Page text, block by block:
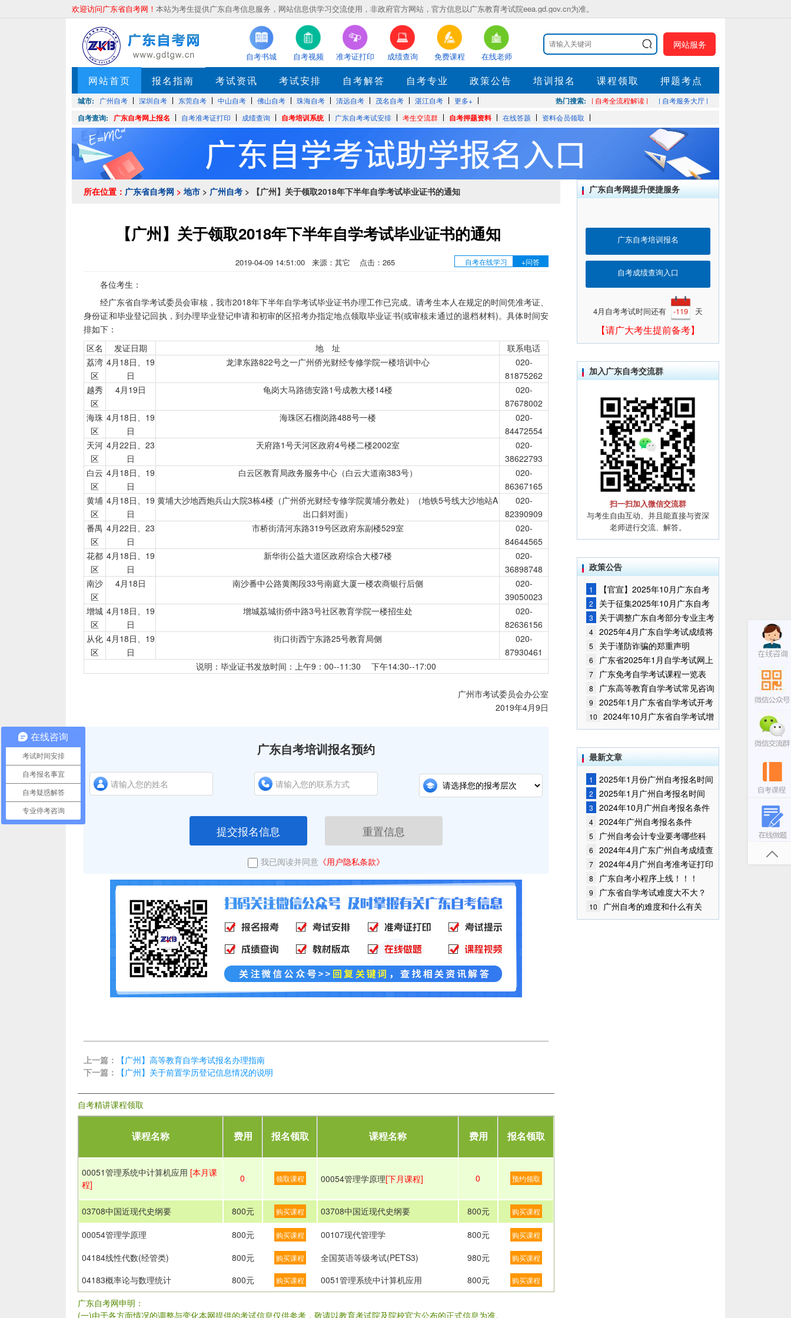
欢迎访问广东省自考网！ 本站为考生提供广东自考信息服务，网站信息供学习交流使用，非政府官方网站，官方信息以广东教育考试院eea.gd.gov.cn为准。
自考书城 自考视频 准考证打印 成绩查询 免费课程 在线老师
网站服务
网站首页 报名指南 考试资讯 考试安排 自考解答 自考专业 政策公告 培训报名 课程领取 押题考点
城市: 广州自考 深圳自考 东莞自考 中山自考 佛山自考 珠海自考 清远自考 茂名自考 湛江自考 更多+ 热门搜索: | 自考全流程解读 | | 自考服务大厅 |
自考查询: 广东自考网上报名 自考准考证打印 成绩查询 自考培训系统 广东自考考试安排 考生交流群 自考押题资料 在线答题 资料会员领取
所在位置： 广东省自考网 > 地市 > 广州自考 > 【广州】关于领取2018年下半年自学考试毕业证书的通知
【广州】关于领取2018年下半年自学考试毕业证书的通知
2019-04-09 14:51:00 来源：其它 点击： 265 自考在线学习 +问答
各位考生：
经广东省自学考试委员会审核，我市2018年下半年自学考试毕业证书办理工作已完成。请考生本人在规定的时间凭准考证、
身份证和毕业登记回执，到办理毕业登记申请和初审的区招考办指定地点领取毕业证书(或审核未通过的退档材料)。具体时间安
排如下：
区名
发证日期 地 址
联系电话
荔湾
区
4月18日、19
日
龙津东路822号之一广州侨光财经专修学院一楼培训中心
020-
81875262
越秀
区
4月19日 龟岗大马路德安路1号成教大楼14楼
020-
87678002
海珠
区
4月18日、19
日
海珠区石榴岗路488号一楼
020-
84472554
天河
区
4月22日、23
日
天府路1号天河区政府4号楼二楼2002室
020-
38622793
白云
区
4月18日、19
日
白云区教育局政务服务中心（白云大道南383号）
020-
86367165
黄埔
区
4月18日、19
日
黄埔大沙地西炮兵山大院3栋4楼（广州侨光财经专修学院黄埔分教处）（地铁5号线大沙地站A
出口斜对面）
020-
82390909
番禺
区
4月22日、23
日
市桥街清河东路319号区政府东副楼529室
020-
84644565
花都
区
4月18日、19
日
新华街公益大道区政府综合大楼7楼
020-
36898748
南沙
区
4月18日 南沙番中公路黄阁段33号南庭大厦一楼农商银行后侧
020-
39050023
增城
区
4月18日、19
日
增城荔城街侨中路3号社区教育学院一楼招生处
020-
82636156
从化
区
4月18日、19
日
街口街西宁东路25号教育局侧
020-
87930461
说明：毕业证书发放时间：上午9：00--11:30 下午14:30--17:00
广州市考试委员会办公室
2019年4月9日
广东自考培训报名预约
提交报名信息 重置信息
我已阅读并同意 《用户隐私条款》
上一篇：
【广州】高等教育自学考试报名办理指南
下一篇：
【广州】关于前置学历登记信息情况的说明
自考精讲课程领取
课程名称 费用 报名领取 课程名称 费用 报名领取
00051管理系统中计算机应用 [本月课
程]
0 领取课程 00054管理学原理[下月课程] 0 预约领取
03708中国近现代史纲要 800元 购买课程 03708中国近现代史纲要 800元 购买课程
00054管理学原理 800元 购买课程 00107现代管理学 800元 购买课程
04184线性代数(经管类) 800元 购买课程 全国英语等级考试(PETS3) 980元 购买课程
04183概率论与数理统计 800元 购买课程 0051管理系统中计算机应用 800元 购买课程
广东自考网申明：
(一)由于各方面情况的调整与变化本网提供的考试信息仅供参考，敬请以教育考试院及院校官方公布的正式信息为准。
广东自考网提升便捷服务
广东自考培训报名
自考成绩查询入口
4月自考考试时间还有 -119 天
【请广大考生提前备考】
加入广东自考交流群
扫一扫加入微信交流群
与考生自由互动、并且能直接与资深
老师进行交流、解答。
政策公告
1
【官宣】2025年10月广东自考
报名时间通知
2
关于征集2025年10月广东自考
增加开考停考专业部分课程意向的
通告
3
关于调整广东自考部分专业主考
学校的通知
4 2025年4月广东自学考试成绩将
于5月9日公布
5 关于谨防诈骗的郑重声明
6
广东省2025年1月自学考试网上
报名报考须知
7 广东免考自学考试课程一览表
8
广东高等教育自学考试常见咨询
问题
9
2025年1月广东省自学考试开考
课程考试时间安排和使用教材的通
知
10
2024年10月广东省自学考试增
加一门开考课程的通告
最新文章
1
2025年1月份广州自考报名时间
已公布！
2 2025年1月广州自考报名时间
3
2024年10月广州自考报名条件
已公布!
4 2024年广州自考报名条件
5
广州自考会计专业要考哪些科
目?
6
2024年4月广东广州自考成绩查
询时间已确定
7 2024年4月广州自考准考证打印
时间
8 广东自考小程序上线！！！
9 广东省自学考试难度大不大？
10
广州自考的难度和什么有关
联？
在线咨询
考试时间安排
自考报名事宜
自考疑惑解答
专业停考咨询